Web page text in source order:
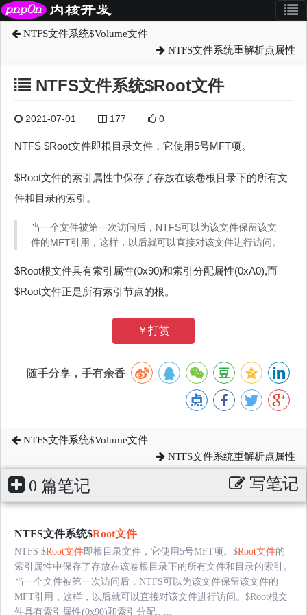
NTFS文件系统$Volume文件
NTFS文件系统重解析点属性
NTFS文件系统$Root文件
2021-07-01 177 0
NTFS $Root文件即根目录文件，它使用5号MFT项。
$Root文件的索引属性中保存了存放在该卷根目录下的所有文
件和目录的索引。
当一个文件被第一次访问后，NTFS可以为该文件保留该文
件的MFT引用，这样，以后就可以直接对该文件进行访问。
$Root根文件具有索引属性(0x90)和索引分配属性(0xA0),而
$Root文件正是所有索引节点的根。
￥打赏
随手分享，手有余香
NTFS文件系统$Volume文件
NTFS文件系统重解析点属性
0 篇笔记 写笔记
NTFS文件系统$Root文件
NTFS $Root文件即根目录文件，它使用5号MFT项。$Root文件的
索引属性中保存了存放在该卷根目录下的所有文件和目录的索引。
当一个文件被第一次访问后，NTFS可以为该文件保留该文件的
MFT引用，这样，以后就可以直接对该文件进行访问。$Root根文
件具有索引属性(0x90)和索引分配......